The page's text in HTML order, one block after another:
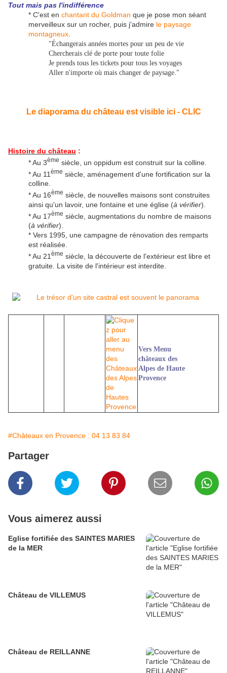
Tout mais pas l'indifférence
* C'est en chantant du Goldman que je pose mon séant
merveilleux sur un rocher, puis j'admire le paysage
montagneux
"Échangerais années mortes pour un peu de vie
Chercherais clé de porte pour toute folie
Je prends tous les tickets pour tous les voyages
Aller n'importe où mais changer de paysage. "
Le diaporama du château est visible ici - CLIC
Histoire du château :
* Au 3ème siècle, un oppidum est construit sur la colline.
* Au 11 ème siècle, aménagement d'une fortification sur la
colline.
* Au 16ème siècle, de nouvelles maisons sont construites
ainsi qu'un lavoir, une fontaine et une église (à vérifier).
* Au 17ème siècle, augmentations du nombre de maisons
(à vérifier).
* Vers 1995, une campagne de rénovation des remparts
est réalisée.
* Au 21 ème siècle, la découverte de l'extérieur est libre et
gratuite. La visite de l'intérieur est interdite.
Vers Menu
châteaux des
Alpes de Haute
Provence
#Châteaux en Provence : 04 13 83 84
Partager
Vous aimerez aussi
Eglise fortifiée des SAINTES MARIES
de la MER
Château de VILLEMUS
Château de REILLANNE